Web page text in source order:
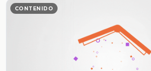
CONTENIDO